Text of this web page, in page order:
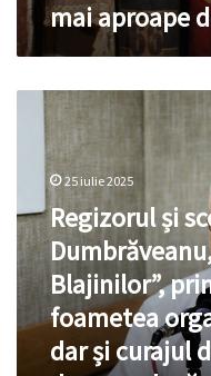
mai aproape
Regizorul
scenaristul,
Andrei
Dumbrăveanu,
despre
„Delirul
Blajinilor”,
primul
despre
foametea
25 iulie 2025
Regizorul și
Blajinilor”,
foametea
dar și curajul